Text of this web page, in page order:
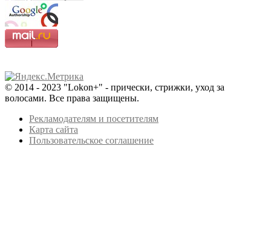
© 2014 - 2023 "Lokon+" - прически, стрижки, уход за
волосами. Все права защищены.
Рекламодателям и посетителям
Карта сайта
Пользовательское соглашение